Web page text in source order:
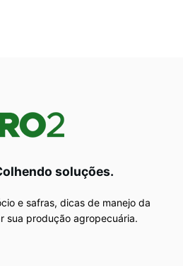
soluções.
e safras, dicas de manejo da
sua produção agropecuária.